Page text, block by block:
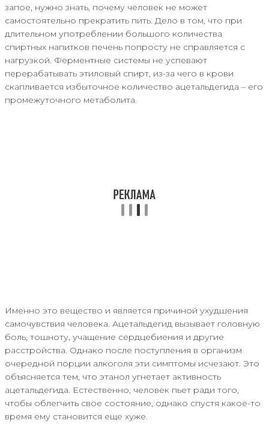
запое, нужно знать, почему человек не может
самостоятельно прекратить пить. Дело в том, что при
длительном употреблении большого количества
спиртных напитков печень попросту не справляется с
нагрузкой. Ферментные системы не успевают
перерабатывать этиловый спирт, из-за чего в крови
скапливается избыточное количество ацетальдегида – его
промежуточного метаболита.
Именно это вещество и является причиной ухудшения
самочувствия человека. Ацетальдегид вызывает головную
боль, тошноту, учащение сердцебиения и другие
расстройства. Однако после поступления в организм
очередной порции алкоголя эти симптомы исчезают. Это
объясняется тем, что этанол угнетает активность
ацетальдегида. Естественно, человек пьет ради того,
чтобы облегчить свое состояние, однако спустя какое-то
время ему становится еще хуже.